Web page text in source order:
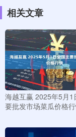
相关文章
海越互赢 2025年5月1
要批发市场菜瓜价格